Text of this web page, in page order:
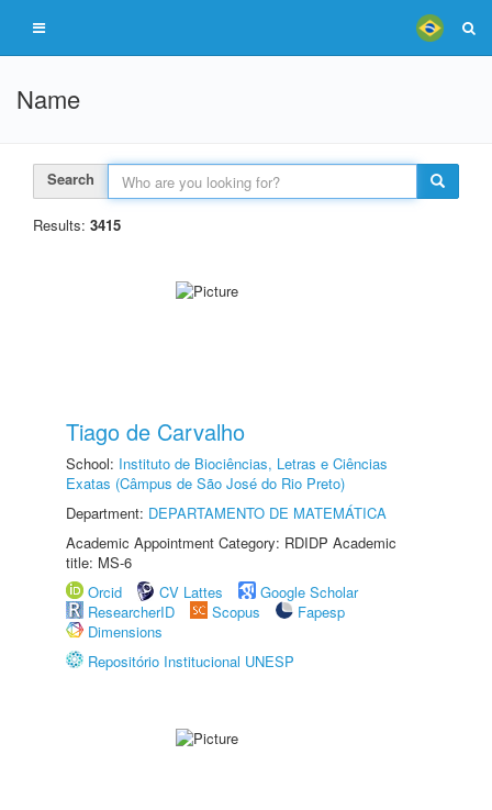
Name
Search
Results: 3415
Tiago de Carvalho
School: Instituto de Biociências, Letras e Ciências
Exatas (Câmpus de São José do Rio Preto)
Department: DEPARTAMENTO DE MATEMÁTICA
Academic Appointment Category: RDIDP Academic
title: MS-6
Orcid
CV Lattes
Google Scholar
ResearcherID
Scopus
Fapesp
Dimensions
Repositório Institucional UNESP